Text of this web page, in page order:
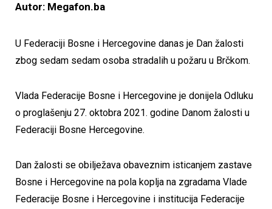
Autor: Megafon.ba
U Federaciji Bosne i Hercegovine danas je Dan žalosti
zbog sedam sedam osoba stradalih u požaru u Brčkom.
Vlada Federacije Bosne i Hercegovine je donijela Odluku
o proglašenju 27. oktobra 2021. godine Danom žalosti u
Federaciji Bosne Hercegovine.
Dan žalosti se obilježava obaveznim isticanjem zastave
Bosne i Hercegovine na pola koplja na zgradama Vlade
Federacije Bosne i Hercegovine i institucija Federacije